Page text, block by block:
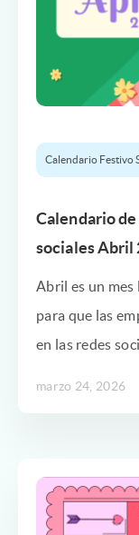
Calendario Festivo
Calendario
sociales Abril
Abril es un
para que las
en las redes
marzo 24, 2026